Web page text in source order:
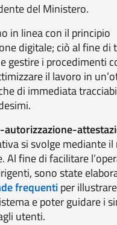
del Ministero.
in linea con il principio
digitale; ciò al fine di
gestire i procedimenti
il lavoro in
di immediata
autorizzazione-
si svolge mediante il
Al fine di facilitare
sono state
frequentiper
e poter guidare i
utenti.